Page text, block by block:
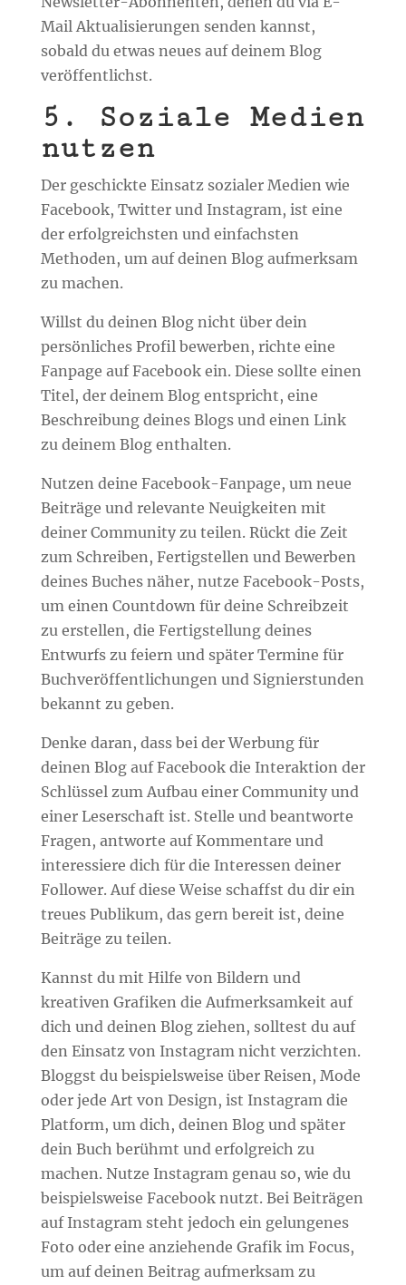
Mail Aktualisierungen senden kannst,
sobald du etwas neues auf deinem Blog
veröffentlichst.
5. Soziale Medien
nutzen
Der geschickte Einsatz sozialer Medien wie
Facebook, Twitter und Instagram, ist eine
der erfolgreichsten und einfachsten
Methoden, um auf deinen Blog aufmerksam
zu machen.
Willst du deinen Blog nicht über dein
persönliches Profil bewerben, richte eine
Fanpage auf Facebook ein. Diese sollte einen
Titel, der deinem Blog entspricht, eine
Beschreibung deines Blogs und einen Link
zu deinem Blog enthalten.
Nutzen deine Facebook-Fanpage, um neue
Beiträge und relevante Neuigkeiten mit
deiner Community zu teilen. Rückt die Zeit
zum Schreiben, Fertigstellen und Bewerben
deines Buches näher, nutze Facebook-Posts,
um einen Countdown für deine Schreibzeit
zu erstellen, die Fertigstellung deines
Entwurfs zu feiern und später Termine für
Buchveröffentlichungen und Signierstunden
bekannt zu geben.
Denke daran, dass bei der Werbung für
deinen Blog auf Facebook die Interaktion der
Schlüssel zum Aufbau einer Community und
einer Leserschaft ist. Stelle und beantworte
Fragen, antworte auf Kommentare und
interessiere dich für die Interessen deiner
Follower. Auf diese Weise schaffst du dir ein
treues Publikum, das gern bereit ist, deine
Beiträge zu teilen.
Kannst du mit Hilfe von Bildern und
kreativen Grafiken die Aufmerksamkeit auf
dich und deinen Blog ziehen, solltest du auf
den Einsatz von Instagram nicht verzichten.
Bloggst du beispielsweise über Reisen, Mode
oder jede Art von Design, ist Instagram die
Platform, um dich, deinen Blog und später
dein Buch berühmt und erfolgreich zu
machen. Nutze Instagram genau so, wie du
beispielsweise Facebook nutzt. Bei Beiträgen
auf Instagram steht jedoch ein gelungenes
Foto oder eine anziehende Grafik im Focus,
um auf deinen Beitrag aufmerksam zu